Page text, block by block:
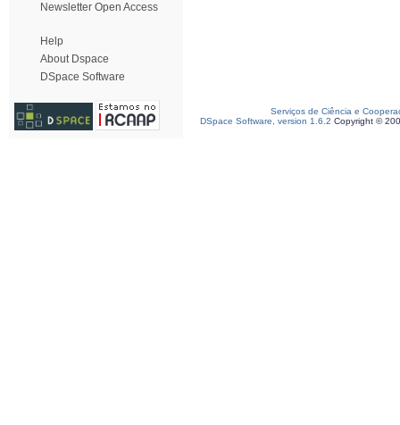
Newsletter Open Access
Help
About Dspace
DSpace Software
Serviços de Ciência e
DSpace Software, version 1.6.2 Copyright ©